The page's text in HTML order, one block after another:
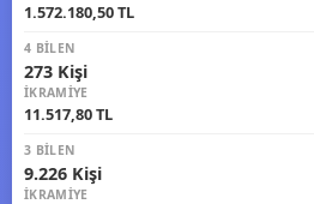
1.572.180,50 TL
4 BILEN
273 Kişi
İKRAMIYE
11.517,80 TL
3 BILEN
9.226 Kişi
İKRAMIYE